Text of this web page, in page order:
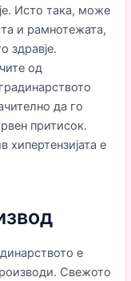
Исто така, може
и рамнотежата,
здравје.
од
да го
притисок.
хипертензијата е
е
Свежото